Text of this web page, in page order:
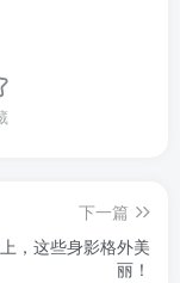
下一篇
，这些身影格外美
丽！